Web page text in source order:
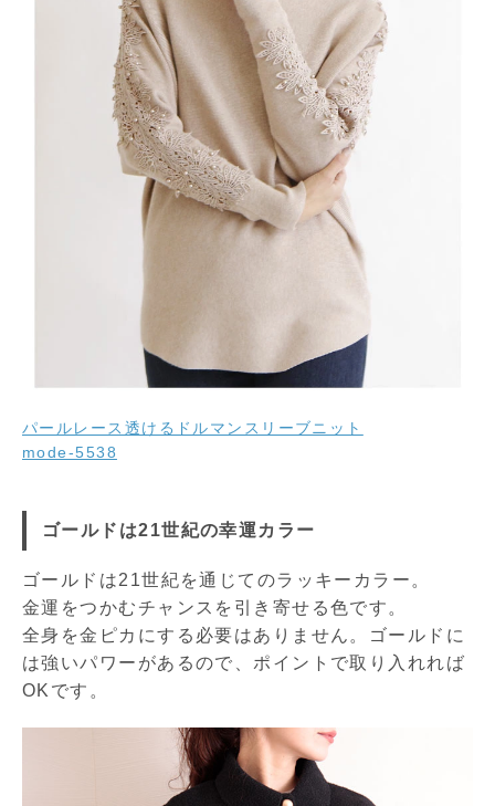
パールレース透けるドルマンスリーブニット
mode-5538
ゴールドは21世紀の幸運カラー
ゴールドは21世紀を通じてのラッキーカラー。
金運をつかむチャンスを引き寄せる色です。
全身を金ピカにする必要はありません。ゴールドに
は強いパワーがあるので、ポイントで取り入れれば
OKです。